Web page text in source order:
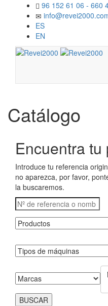
96 152 61 06 - 660
ES
EN
Catálogo
Encuentra tu
Introduce tu referencia
no aparezca, por favor,
la buscaremos.